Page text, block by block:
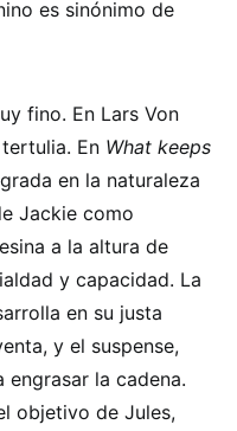
es sinónimo de
fino. En Lars Von
En What keeps
en la naturaleza
Jackie como
a la altura de
y capacidad. La
en su justa
y el suspense,
la cadena.
objetivo de Jules,